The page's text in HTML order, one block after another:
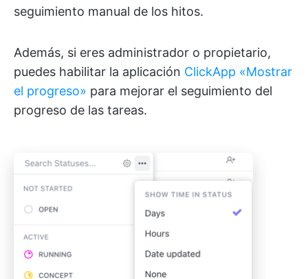
seguimiento manual de los hitos.
Además, si eres administrador o propietario,
puedes habilitar la aplicación ClickApp «Mostrar
el progreso» para mejorar el seguimiento del
progreso de las tareas.